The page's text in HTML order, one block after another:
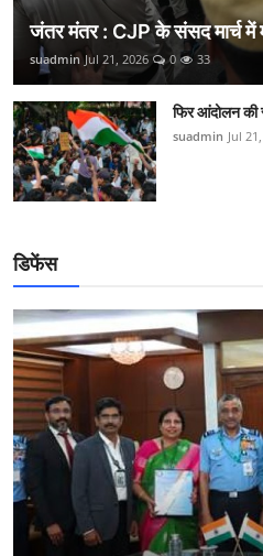
जंतर मंतर : CJP के संसद मार्च में
suadmin Jul 21, 2026 0 33
फिर आंदोलन की
suadmin Jul
डिफेंस